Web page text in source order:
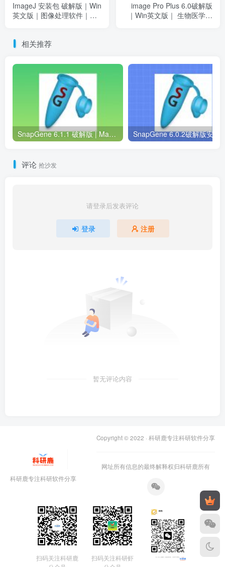
ImageJ 安装包 破解版｜Win
英文版｜图像处理软件｜下
image Pro Plus 6.0破解版
｜Win英文版｜ 生物医学科
相关推荐
SnapGene 6.1.1 破解版 | Mac中文版 | 分子生物学软件 | 安装教程 | 一键安装版
评论 抢沙发
请登录后发表评论
登录 注册
暂无评论内容
科研鹿专注科研软件分享
Copyright © 2022 · 科研鹿专注科研软件分享
网址所有信息的最终解释权归科研鹿所有
扫码关注科研鹿
扫码关注科研虾